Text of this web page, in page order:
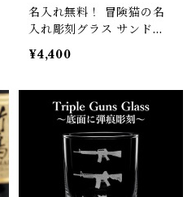
名入れ無料！ 冒険猫の名
入れ彫刻グラス サンドブ
ラスト彫刻 砂吹き工房ね
こまたや プレゼント ギフ
¥4,400